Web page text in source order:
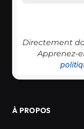
Directement
Apprenez-
À PROPOS